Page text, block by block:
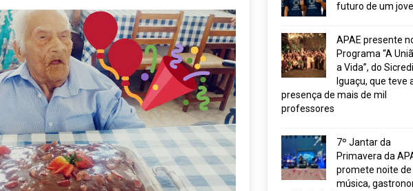
futuro de um
APAE presente
Programa “A
a Vida”, do Sicredi
Iguaçu, que teve
presença de mais de mil
professores
7º Jantar da
Primavera da
promete noite de
música,